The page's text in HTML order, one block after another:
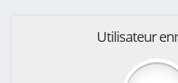
Utilisateur